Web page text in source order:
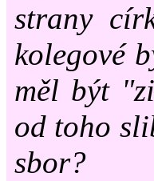
strany
kolegové
měl být
od toho
sbor?